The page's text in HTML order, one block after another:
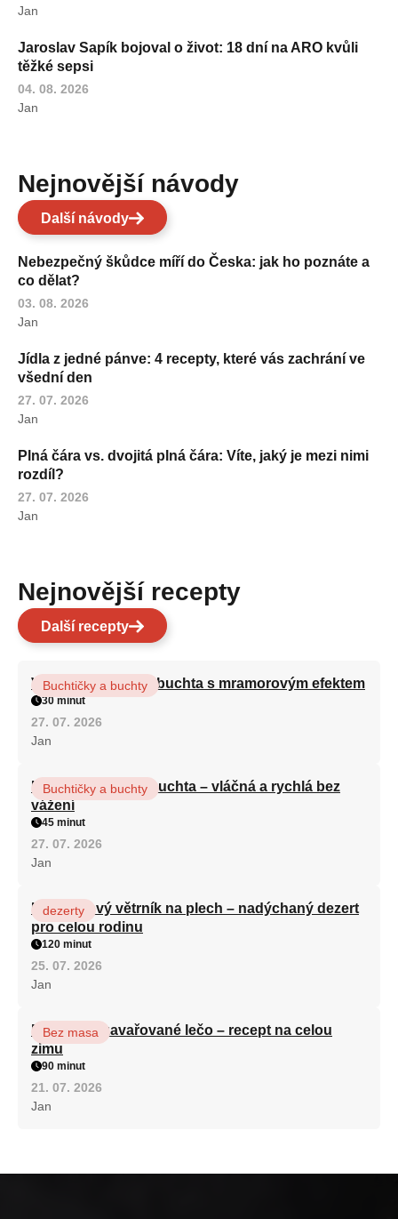
Jan
Jaroslav Sapík bojoval o život: 18 dní na ARO kvůli
těžké sepsi
04. 08. 2026
Jan
Nejnovější návody
Další návody
Nebezpečný škůdce míří do Česka: jak ho poznáte a
co dělat?
03. 08. 2026
Jan
Jídla z jedné pánve: 4 recepty, které vás zachrání ve
všední den
27. 07. 2026
Jan
Plná čára vs. dvojitá plná čára: Víte, jaký je mezi nimi
rozdíl?
27. 07. 2026
Jan
Nejnovější recepty
Další recepty
Vláčná olejová litá buchta s mramorovým efektem
Buchtičky a buchty
30 minut
27. 07. 2026
Jan
Hrnková maková buchta – vláčná a rychlá bez
vážení
Buchtičky a buchty
45 minut
27. 07. 2026
Jan
Karamelový větrník na plech – nadýchaný dezert
pro celou rodinu
dezerty
120 minut
25. 07. 2026
Jan
Babiččino zavařované lečo – recept na celou
zimu
Bez masa
90 minut
21. 07. 2026
Jan